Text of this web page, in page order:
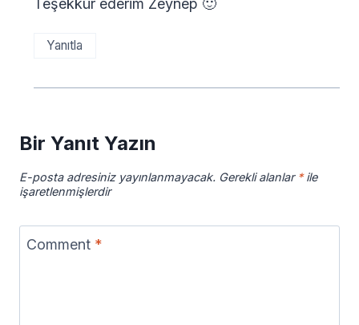
Yanıtla
Bir Yanıt Yazın
E-posta adresiniz yayınlanmayacak. Gerekli alanlar *ile
işaretlenmişlerdir
Comment *